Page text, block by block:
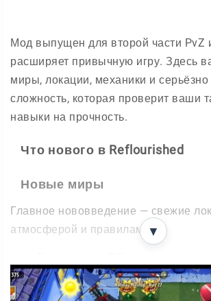
Мод выпущен для второй части PvZ
расширяет привычную игру. Здесь
миры, локации, механики и
сложность, которая проверит ваши
навыки на прочность.
Что нового в Reflourished
Новые миры
Главное нововведение — свежие
атмосферой и правилами:
где порядок быстро превращается
Паровые Века— эпоха
▼